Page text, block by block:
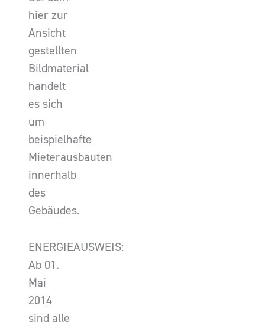
hier zur
Ansicht
gestellten
Bildmaterial
handelt
es sich
um
beispielhafte
Mieterausbauten
innerhalb
des
Gebäudes.
ENERGIEAUSWEIS:
Ab 01.
Mai
2014
sind alle